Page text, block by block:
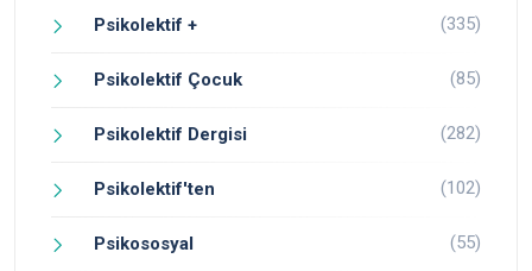
Psikolektif + (335)
Psikolektif Çocuk (85)
Psikolektif Dergisi (282)
Psikolektif'ten (102)
Psikososyal (55)